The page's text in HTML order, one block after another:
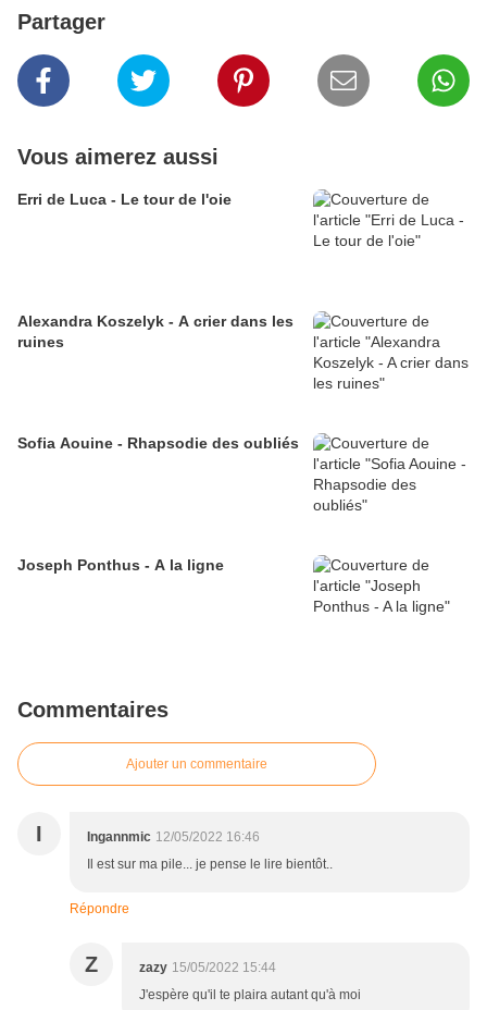
Partager
Vous aimerez aussi
Erri de Luca - Le tour de l'oie
Alexandra Koszelyk - A crier dans les
ruines
Sofia Aouine - Rhapsodie des oubliés
Joseph Ponthus - A la ligne
Commentaires
Ajouter un commentaire
I Ingannmic 12/05/2022 16:46
Il est sur ma pile... je pense le lire bientôt..
Répondre
Z zazy 15/05/2022 15:44
J'espère qu'il te plaira autant qu'à moi